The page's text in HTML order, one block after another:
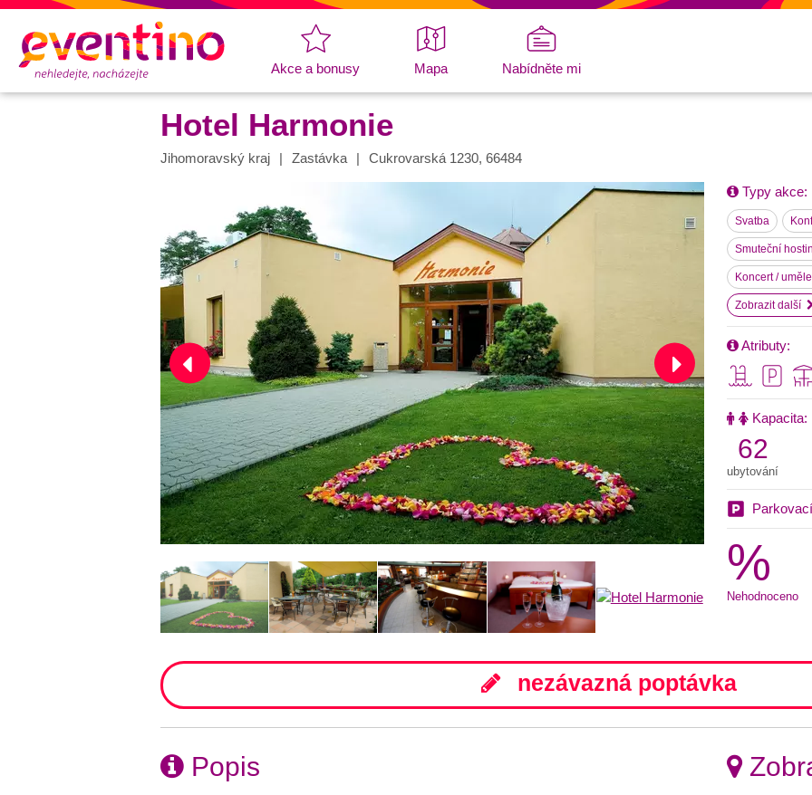
Akce a bonusy Mapa Nabídněte mi
Hotel Harmonie
Jihomoravský kraj Zastávka Cukrovarská 1230, 66484
Typy akce:
Svatba
Smuteční
Koncert /
Zobrazit další
Atributy:
Kapacita:
62
ubytování
%
Nehodnoceno
nezávazná poptávka
Popis